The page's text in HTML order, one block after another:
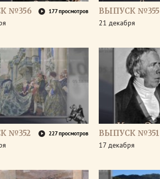
№356 177 просмотров ВЫПУСК №355
21 декабря
№352 227 просмотров ВЫПУСК №351
17 декабря